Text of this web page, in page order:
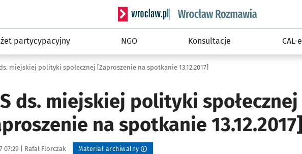
Serwis informacyjny wroclaw.pl podserwis:
partycypacyjny NGO Konsultacje CAL-e
ds. miejskiej polityki społecznej [Zaproszenie na spotkanie 13.12.2017]
ds. miejskiej polityki społecznej
na spotkanie 13.12.2017]
07:29 | Autor:
Rafał Florczak Materiał archiwalny